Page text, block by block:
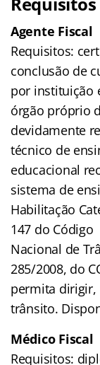
Agente Fiscal
Requisitos:
conclusão de
por instituição
órgão próprio
devidamente
técnico de
educacional
sistema de
Habilitação
147 do Código
Nacional de
285/2008, do
permita dirigir,
trânsito.
Médico Fiscal
Requisitos: